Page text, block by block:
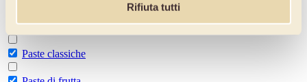
Rifiuta tutti
Linea superpremium
Paste classiche